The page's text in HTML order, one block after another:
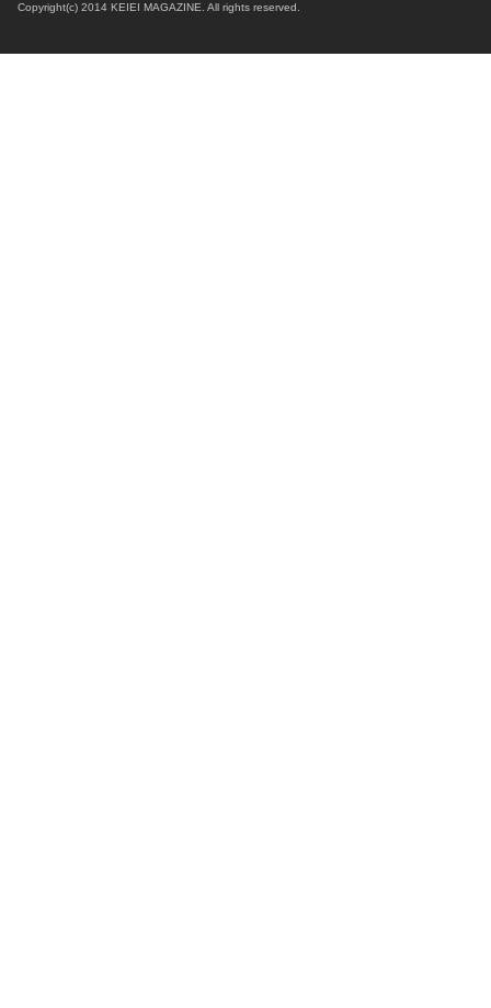
Copyright(c) 2014 KEIEI MAGAZINE. All rights reserved.